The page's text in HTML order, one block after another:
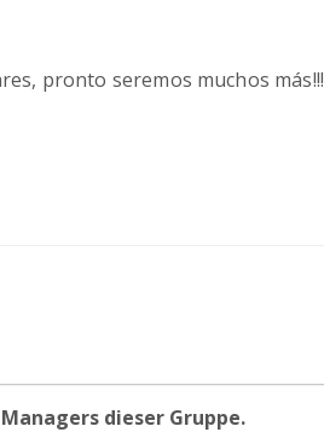
pronto seremos muchos más!!!
dieser Gruppe.